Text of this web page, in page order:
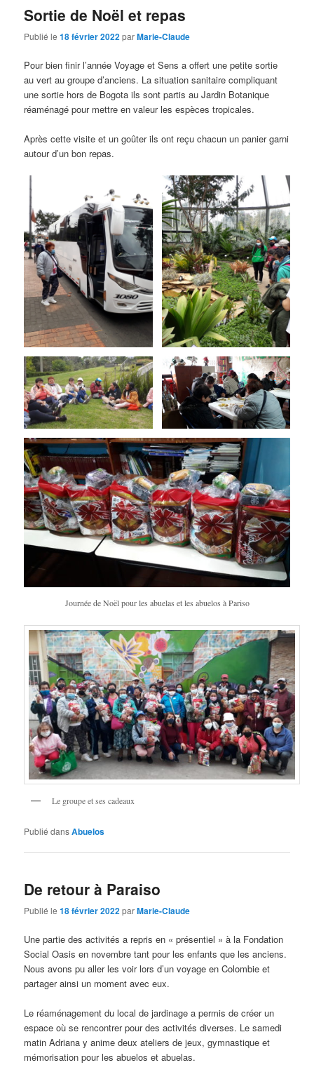
Sortie de Noël et repas
Publié le18 février 2022parMarie-Claude
Pour bien finir l’année Voyage et Sens a offert une petite sortie
au vert au groupe d’anciens. La situation sanitaire compliquant
une sortie hors de Bogota ils sont partis au Jardin Botanique
réaménagé pour mettre en valeur les espèces tropicales.
Après cette visite et un goûter ils ont reçu chacun un panier garni
autour d’un bon repas.
Journée de Noël pour les abuelas et les abuelos à Pariso
Le groupe et ses cadeaux
Publié dansAbuelos
De retour à Paraiso
Publié le18 février 2022parMarie-Claude
Une partie des activités a repris en « présentiel » à la Fondation
Social Oasis en novembre tant pour les enfants que les anciens.
Nous avons pu aller les voir lors d’un voyage en Colombie et
partager ainsi un moment avec eux.
Le réaménagement du local de jardinage a permis de créer un
espace où se rencontrer pour des activités diverses. Le samedi
matin Adriana y anime deux ateliers de jeux, gymnastique et
mémorisation pour les abuelos et abuelas.